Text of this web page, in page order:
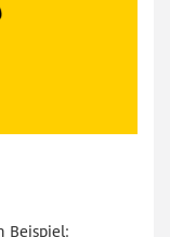
Beispiel: